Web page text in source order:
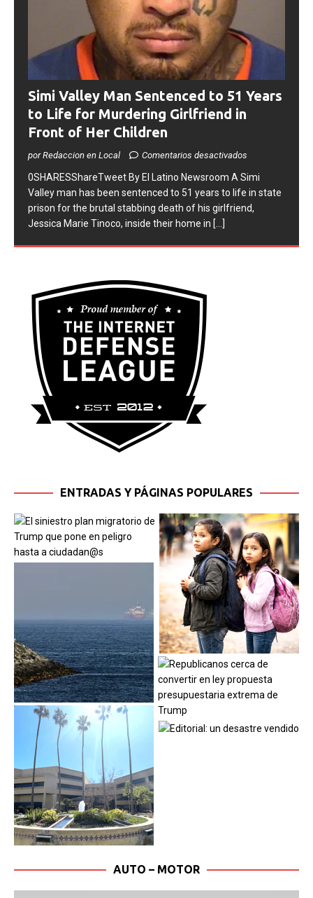
Simi Valley Man Sentenced to 51 Years
to Life for Murdering Girlfriend in
Front of Her Children
por Redaccion en Local
0SHARESShareTweet ​By El Latino Newsroom ​A Simi
Valley man has been sentenced to 51 years to life in state
prison for the brutal stabbing death of his girlfriend,
[...]